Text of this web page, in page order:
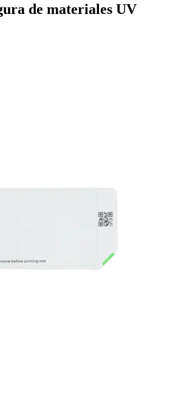
de materiales UV